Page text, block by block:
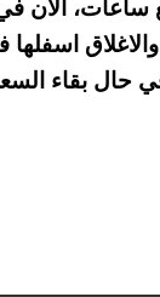
ساعات، الان
الهبوط وكسر مستويات الضلع السفلي للقناة عند أسعار
الى 1.2690 كهدف أول، اما في